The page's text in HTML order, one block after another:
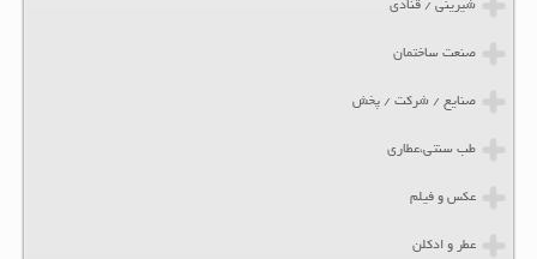
شیرینی / قنادی
صنعت ساختمان
صنایع / شرکت / پخش
طب سنتی،عطاری
عکس و فیلم
عطر و ادکلن